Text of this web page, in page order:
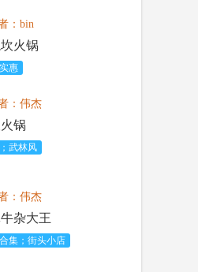
：bin
火锅
惠
：伟杰
锅
武林风
：伟杰
杂大王
集；街头小店